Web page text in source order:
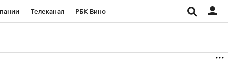
Телеканал РБК Вино